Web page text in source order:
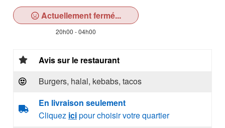
Actuellement fermé...
20h00 - 04h00
Avis sur le restaurant
Burgers, halal, kebabs, tacos
En livraison seulement
Cliquez icipour choisir votre quartier